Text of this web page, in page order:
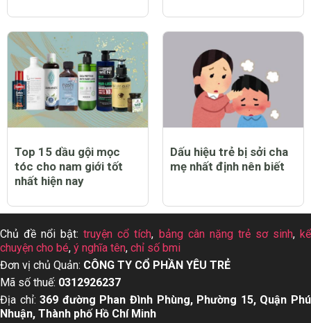
Top 15 dầu gội mọc
tóc cho nam giới tốt
nhất hiện nay
Dấu hiệu trẻ bị sởi cha
mẹ nhất định nên biết
Chủ đề nổi bật:truyện cổ tích, bảng cân nặng trẻ sơ sinh,kể
chuyện cho bé, ý nghĩa tên, chỉ số bmi
Đơn vị chủ Quản: CÔNG TY CỔ PHẦN YÊU TRẺ
Mã số thuế: 0312926237
Địa chỉ:369 đường Phan Đình Phùng, Phường 15, Quận Phú
Nhuận, Thành phố Hồ Chí Minh